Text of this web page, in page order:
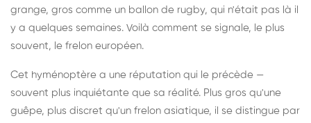
grange, gros comme un ballon de rugby, qui n'était pas là il
y a quelques semaines. Voilà comment se signale, le plus
souvent, le frelon européen.
Cet hyménoptère a une réputation qui le précède —
souvent plus inquiétante que sa réalité. Plus gros qu'une
guêpe, plus discret qu'un frelon asiatique, il se distingue par